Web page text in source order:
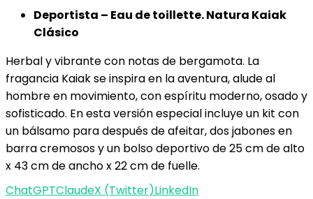
Deportista – Eau de toillette. Natura Kaiak
Clásico
Herbal y vibrante con notas de bergamota. La
fragancia Kaiak se inspira en la aventura, alude al
hombre en movimiento, con espíritu moderno, osado y
sofisticado. En esta versión especial incluye un kit con
un bálsamo para después de afeitar, dos jabones en
barra cremosos y un bolso deportivo de 25 cm de alto
x 43 cm de ancho x 22 cm de fuelle.
ChatGPTClaudeX (Twitter)LinkedIn